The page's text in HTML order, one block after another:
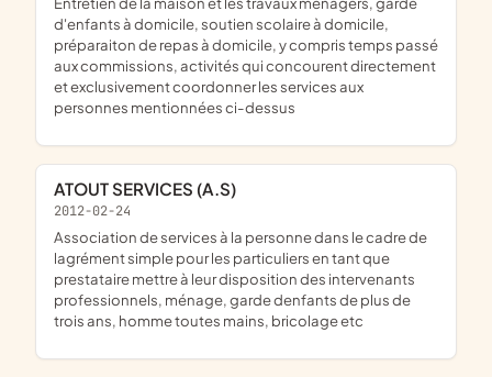
d'enfants à domicile, soutien scolaire à domicile,
préparaiton de repas à domicile, y compris temps passé
aux commissions, activités qui concourent directement
et exclusivement coordonner les services aux
personnes mentionnées ci-dessus
ATOUT SERVICES (A.S)
2012-02-24
association de services à la personne dans le cadre de
lagrément simple pour les particuliers en tant que
prestataire mettre à leur disposition des intervenants
professionnels, ménage, garde denfants de plus de
trois ans, homme toutes mains, bricolage etc